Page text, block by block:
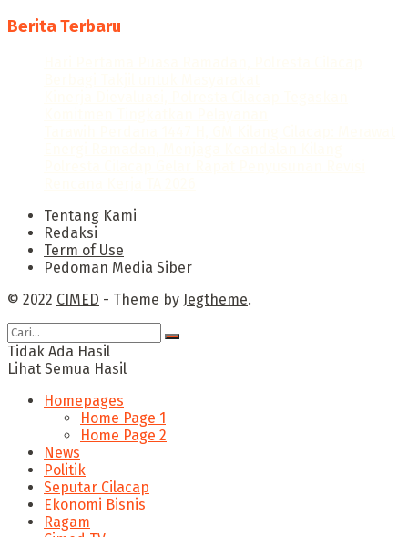
Berita Terbaru
Tentang Kami
Redaksi
Term of Use
Pedoman Media Siber
© 2022 CIMED - Theme by Jegtheme.
Tidak Ada Hasil
Lihat Semua Hasil
Homepages
Home Page 1
Home Page 2
News
Politik
Seputar Cilacap
Ekonomi Bisnis
Ragam